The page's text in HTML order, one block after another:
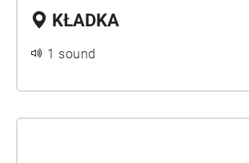
KŁADKA
1 sound